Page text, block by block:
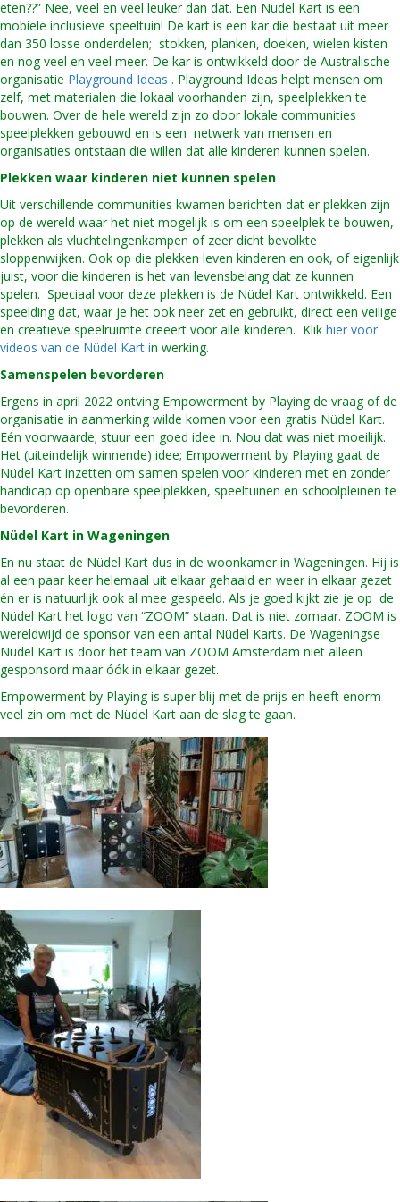
eten??” Nee, veel en veel leuker dan dat. Een Nüdel Kart is een
mobiele inclusieve speeltuin! De kart is een kar die bestaat uit meer
dan 350 losse onderdelen; stokken, planken, doeken, wielen kisten
en nog veel en veel meer. De kar is ontwikkeld door de Australische
organisatie Playground Ideas . Playground Ideas helpt mensen om
zelf, met materialen die lokaal voorhanden zijn, speelplekken te
bouwen. Over de hele wereld zijn zo door lokale communities
speelplekken gebouwd en is een netwerk van mensen en
organisaties ontstaan die willen dat alle kinderen kunnen spelen.
Plekken waar kinderen niet kunnen spelen
Uit verschillende communities kwamen berichten dat er plekken zijn
op de wereld waar het niet mogelijk is om een speelplek te bouwen,
plekken als vluchtelingenkampen of zeer dicht bevolkte
sloppenwijken. Ook op die plekken leven kinderen en ook, of eigenlijk
juist, voor die kinderen is het van levensbelang dat ze kunnen
spelen. Speciaal voor deze plekken is de Nüdel Kart ontwikkeld. Een
speelding dat, waar je het ook neer zet en gebruikt, direct een veilige
en creatieve speelruimte creëert voor alle kinderen. Klik hier voor
videos van de Nüdel Kart in werking.
Samenspelen bevorderen
Ergens in april 2022 ontving Empowerment by Playing de vraag of de
organisatie in aanmerking wilde komen voor een gratis Nüdel Kart.
Eén voorwaarde; stuur een goed idee in. Nou dat was niet moeilijk.
Het (uiteindelijk winnende) idee; Empowerment by Playing gaat de
Nüdel Kart inzetten om samen spelen voor kinderen met en zonder
handicap op openbare speelplekken, speeltuinen en schoolpleinen te
bevorderen.
Nüdel Kart in Wageningen
En nu staat de Nüdel Kart dus in de woonkamer in Wageningen. Hij is
al een paar keer helemaal uit elkaar gehaald en weer in elkaar gezet
én er is natuurlijk ook al mee gespeeld. Als je goed kijkt zie je op de
Nüdel Kart het logo van “ZOOM” staan. Dat is niet zomaar. ZOOM is
wereldwijd de sponsor van een antal Nüdel Karts. De Wageningse
Nüdel Kart is door het team van ZOOM Amsterdam niet alleen
gesponsord maar óók in elkaar gezet.
Empowerment by Playing is super blij met de prijs en heeft enorm
veel zin om met de Nüdel Kart aan de slag te gaan.